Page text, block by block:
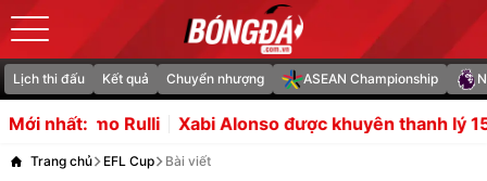
Lịch thi đấu Kết quả Chuyển nhượng ASEAN Championship
Mới nhất:
Xabi Alonso được khuyên thanh lý 15 cầu thủ Chelsea
Trang chủ EFL Cup Bài viết